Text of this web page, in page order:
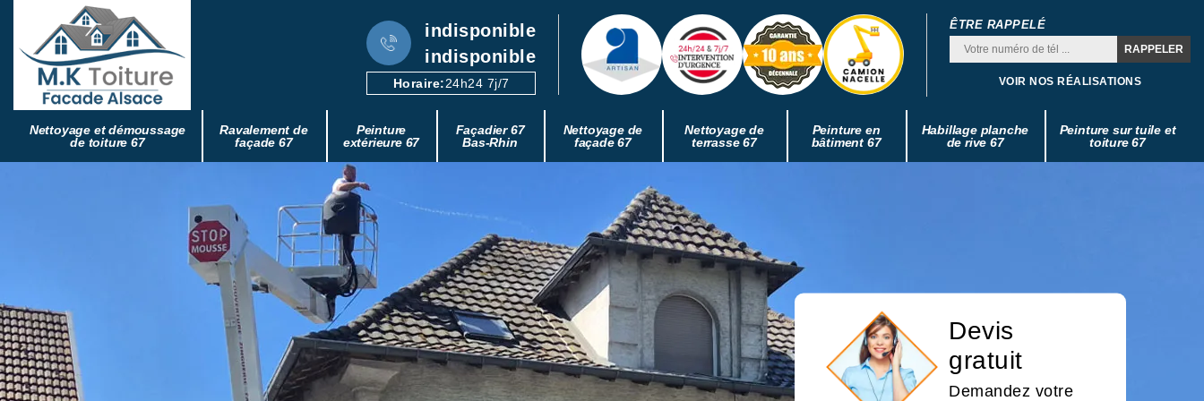
indisponible
indisponible
Horaire:24h24 7j/7
ÊTRE RAPPELÉ
VOIR NOS RÉALISATIONS
Nettoyage et démoussage
de toiture 67
Ravalement de
façade 67
Peinture
extérieure 67
Façadier 67
Bas-Rhin
Nettoyage de
façade 67
Nettoyage de
terrasse 67
Peinture en
bâtiment 67
Habillage planche
de rive 67
Peinture sur tuile et
toiture 67
Devis
gratuit
Demandez votre